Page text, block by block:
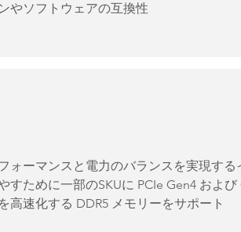
やソフトウェアの互換性
ォーマンスと電力のバランスを実現する
すために一部のSKUに PCIe Gen4 およ
高速化する DDR5 メモリーをサポート